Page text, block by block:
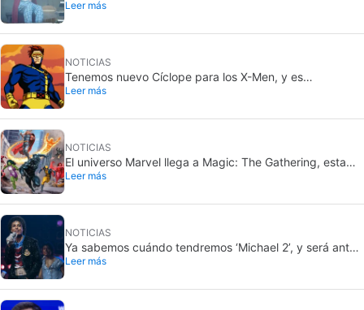
Angeles, y solo unos pocos saben qué película está
Leer más
NOTICIAS
Tenemos nuevo Cíclope para los X-Men, y es
simplemente perfecto
Leer más
NOTICIAS
El universo Marvel llega a Magic: The Gathering, esta
vez por todo lo alto
Leer más
NOTICIAS
Ya sabemos cuándo tendremos ‘Michael 2’, y será antes
de lo que imaginas
Leer más